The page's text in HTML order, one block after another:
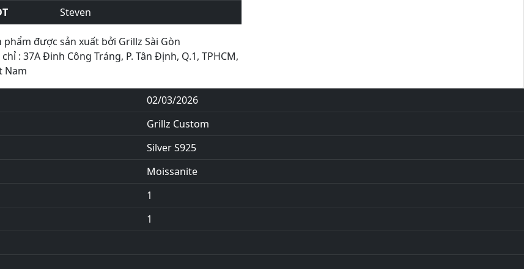
Steven
phẩm được sản xuất bởi Grillz Sài Gòn
: 37A Đinh Công Tráng, P. Tân Định, Q.1, TPHCM,
Nam
02/03/2026
Grillz Custom
Silver S925
Moissanite
1
1